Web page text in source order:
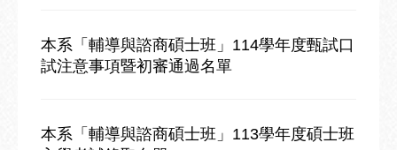
本系「輔導與諮商碩士班」114學年度甄試口
試注意事項暨初審通過名單
本系「輔導與諮商碩士班」113學年度碩士班